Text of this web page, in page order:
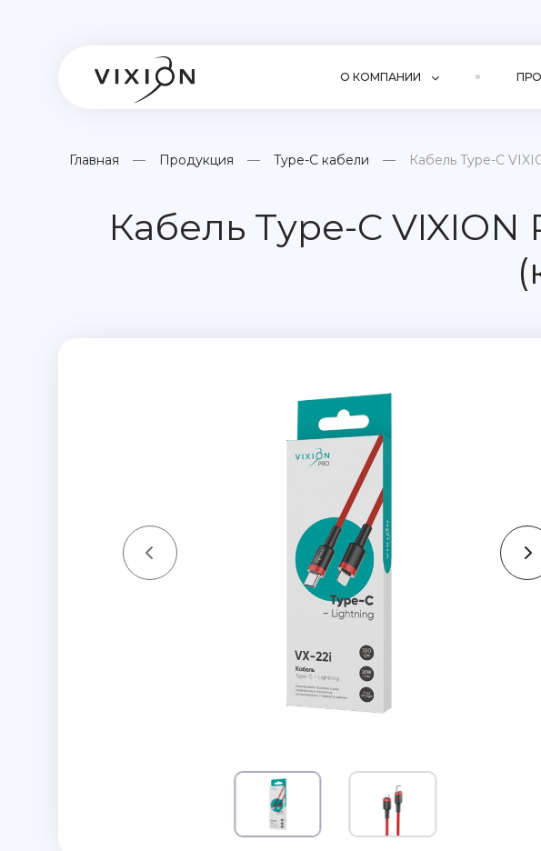
О КОМПАНИИ
Главная Продукция Type-C кабели Кабель Type-C
Кабель Type-C